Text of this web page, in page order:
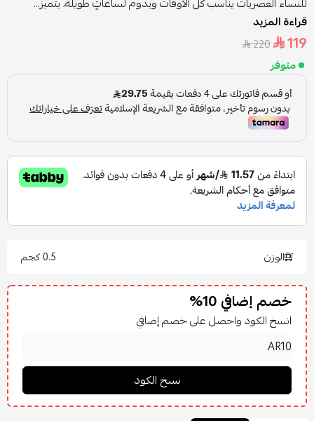
قراءة المزيد
119
220
متوفر
الوزن 0.5 كجم
خصم إضافي 10%
انسخ الكود واحصل على خصم إضافي